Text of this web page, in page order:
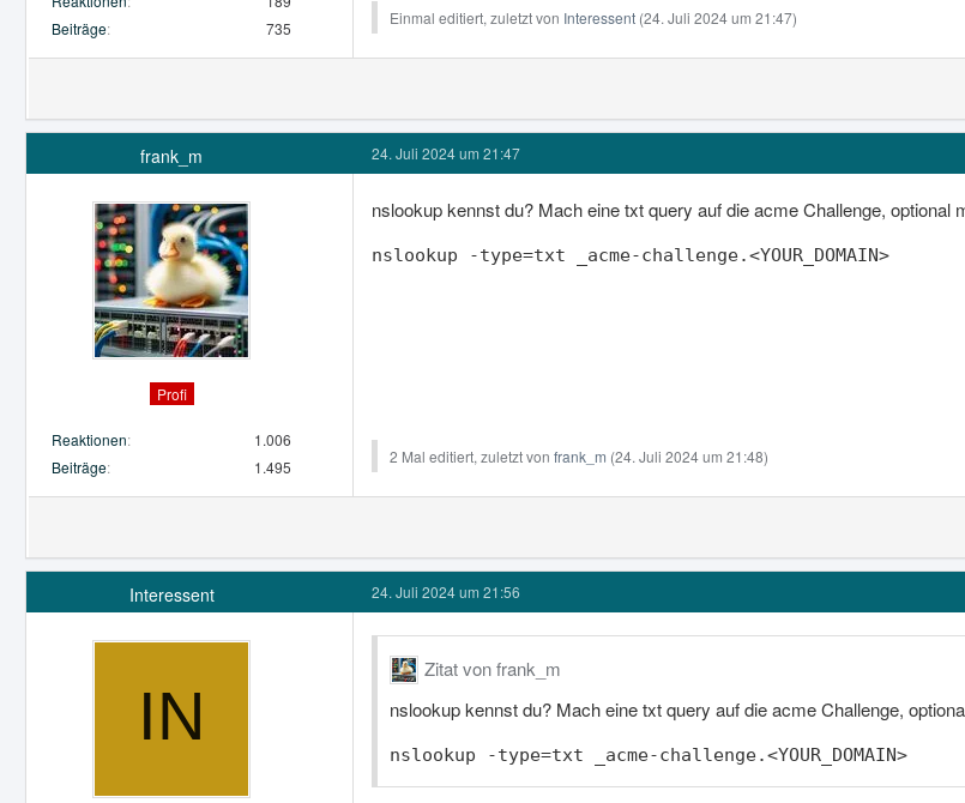
Beiträge
735
Einmal editiert, zuletzt von Interessent (24. Juli 2024 um 21:47)
frank_m
Profi
Reaktionen
1.006
Beiträge
1.495
24. Juli 2024 um 21:47
nslookup kennst du? Mach eine txt query auf die acme Challenge, optional
nslookup -type=txt _acme-challenge.<YOUR_DOMAIN>
2 Mal editiert, zuletzt von frank_m (24. Juli 2024 um 21:48)
Interessent 24. Juli 2024 um 21:56
Zitat von frank_m
nslookup kennst du? Mach eine txt query auf die acme Challenge,
nslookup -type=txt _acme-challenge.<YOUR_DOMAIN>